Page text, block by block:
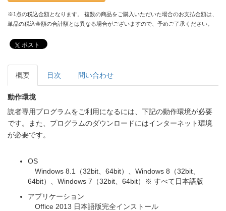
※1点の税込金額となります。 複数の商品をご購入いただいた場合のお支払金額は、
単品の税込金額の合計額とは異なる場合がございますので、予めご了承ください。
ポスト
概要 目次 問い合わせ
動作環境
読者専用プログラムをご利用になるには、下記の動作環境が必要
です。また、プログラムのダウンロードにはインターネット環境
が必要です。
OS
Windows 8.1（32bit、64bit）、Windows 8（32bit、
64bit）、Windows 7（32bit、64bit）※ すべて日本語版
アプリケーション
Office 2013 日本語版完全インストール